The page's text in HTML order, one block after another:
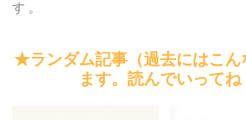
す 。
★ランダム記事（過去にはこん
ます。読んでいってね